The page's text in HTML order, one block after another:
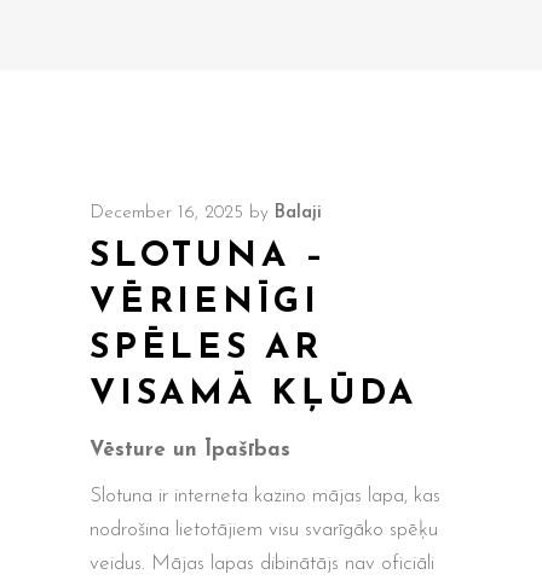
December 16, 2025 by Balaji
SLOTUNA –
VĒRIENĪGI
SPĒLES AR
VISAMĀ KĻŪDA
Vēsture un Īpašības
Slotuna ir interneta kazino mājas lapa, kas
nodrošina lietotājiem visu svarīgāko spēķu
veidus. Mājas lapas dibinātājs nav oficiāli